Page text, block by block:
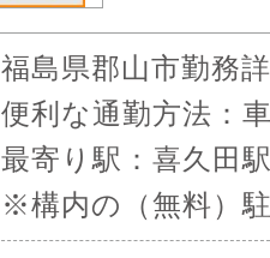
福島県郡山市勤務
便利な通勤方法：
最寄り駅：喜久田
※構内の（無料）